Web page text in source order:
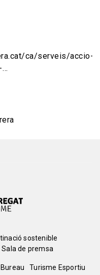
ca/serveis/accio-
…
sostenible
Sala de premsa
Turisme Esportiu